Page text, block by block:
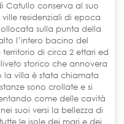
Catullo conserva al suo
residenziali di epoca
sulla punta della
l’intero bacino del
di circa 2 ettari ed
storico che annovera
la villa è stata chiamata
sono crollate e si
come delle cavità
suoi versi la bellezza di
le isole dei mari e dei